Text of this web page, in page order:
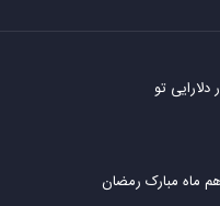
تو
ماه مبارک رمضان